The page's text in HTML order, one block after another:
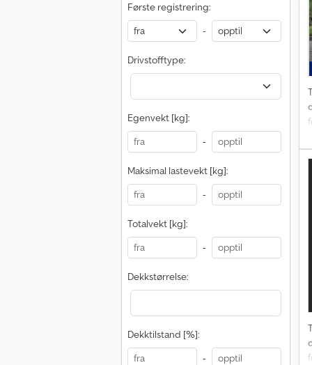
Første registrering:
-
Drivstofftype:
Egenvekt [kg]:
-
Maksimal lastevekt [kg]:
-
Totalvekt [kg]:
-
Dekkstørrelse:
Dekktilstand [%]:
-